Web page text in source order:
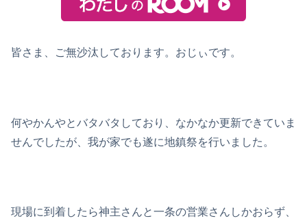
皆さま、ご無沙汰しております。おじぃです。
何やかんやとバタバタしており、なかなか更新できていま
せんでしたが、我が家でも遂に地鎮祭を行いました。
現場に到着したら神主さんと一条の営業さんしかおらず、